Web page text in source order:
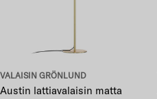
VALAISIN GRÖNLUND
Austin lattiavalaisin matta